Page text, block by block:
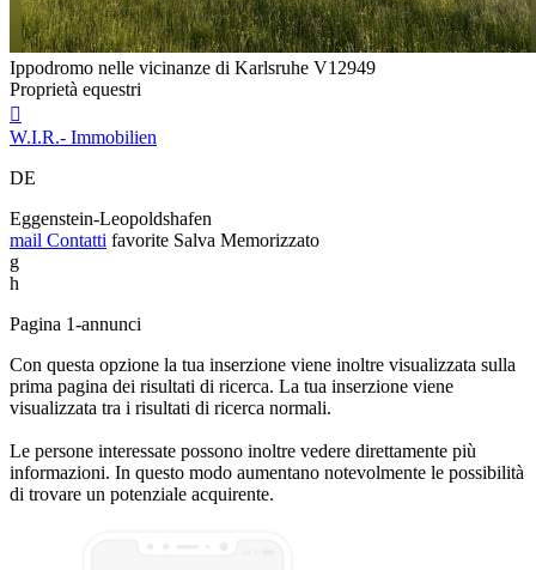
Ippodromo nelle vicinanze di Karlsruhe V12949
Proprietà equestri

W.I.R.- Immobilien
DE
Eggenstein-Leopoldshafen
mail Contatti favorite Salva Memorizzato
g
h
Pagina 1-annunci
Con questa opzione la tua inserzione viene inoltre visualizzata sulla
prima pagina dei risultati di ricerca. La tua inserzione viene
visualizzata tra i risultati di ricerca normali.
Le persone interessate possono inoltre vedere direttamente più
informazioni. In questo modo aumentano notevolmente le possibilità
di trovare un potenziale acquirente.